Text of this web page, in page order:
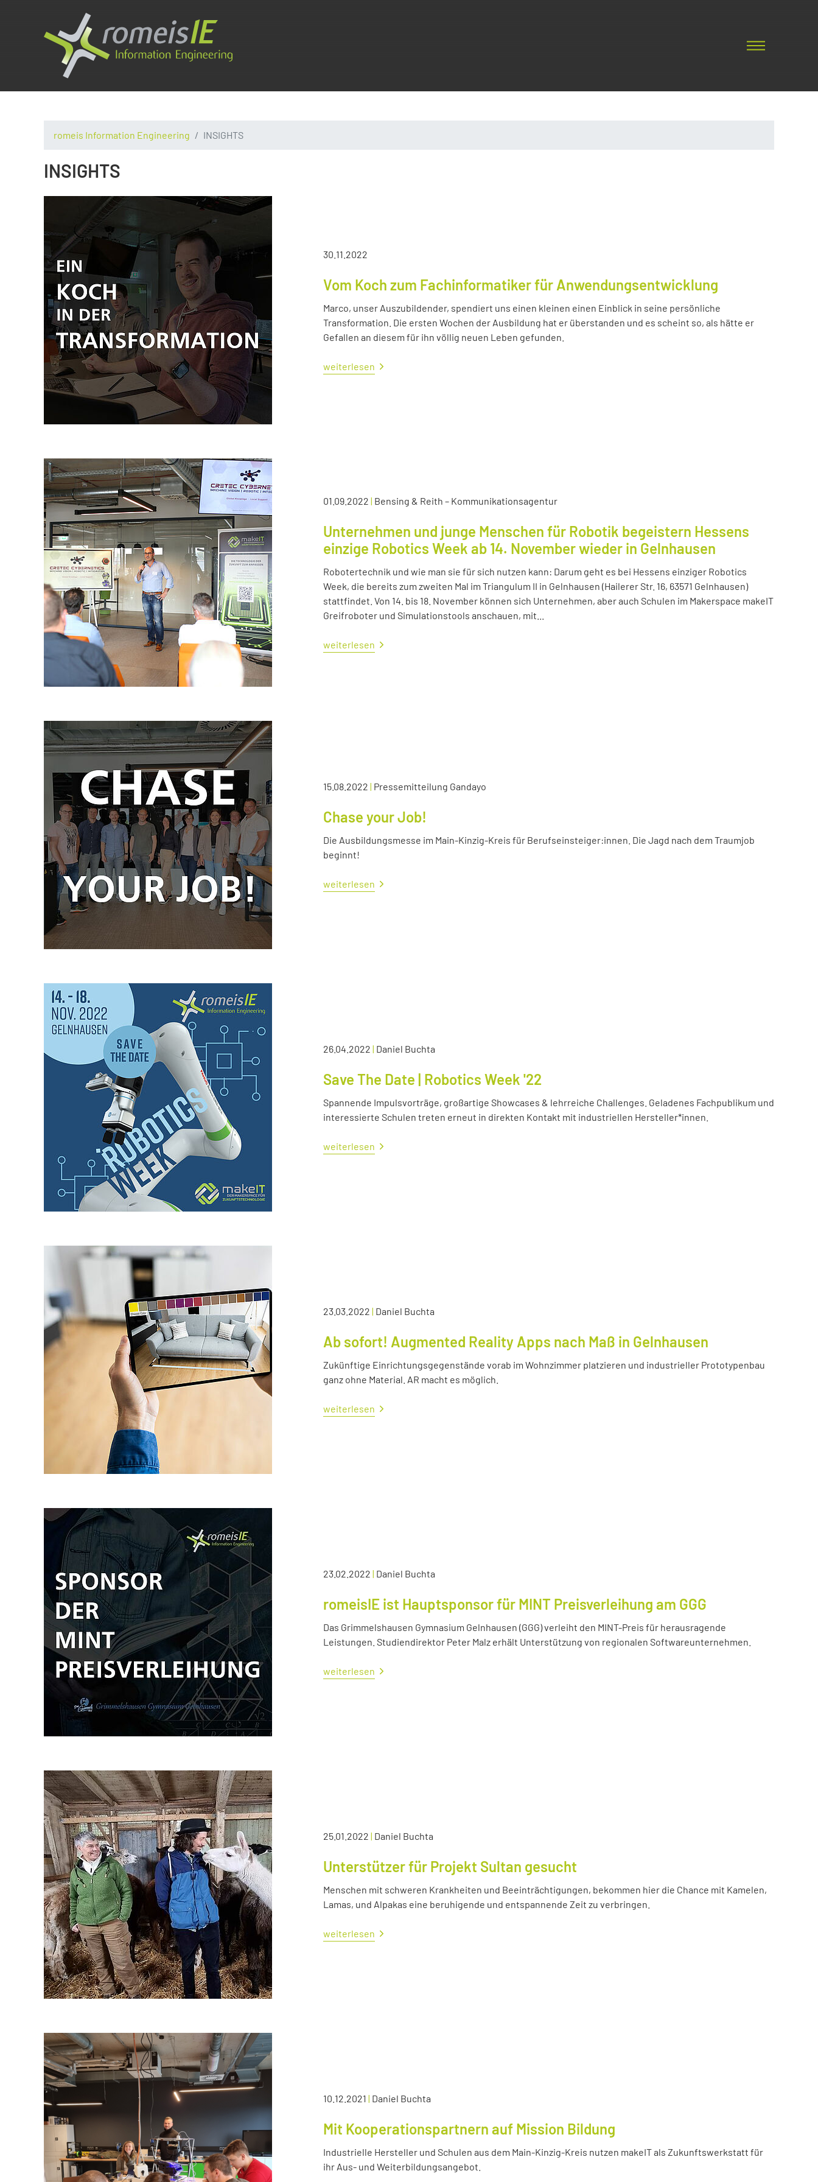
romeis Information Engineering INSIGHTS
INSIGHTS
30.11.2022
Vom Koch zum Fachinformatiker für Anwendungsentwicklung
Marco, unser Auszubildender, spendiert uns einen kleinen einen Einblick in seine persönliche
Transformation. Die ersten Wochen der Ausbildung hat er überstanden und es scheint so, als hätte er
Gefallen an diesem für ihn völlig neuen Leben gefunden.
weiterlesen
01.09.2022 | Bensing & Reith – Kommunikationsagentur
Unternehmen und junge Menschen für Robotik begeistern Hessens
einzige Robotics Week ab 14. November wieder in Gelnhausen
Robotertechnik und wie man sie für sich nutzen kann: Darum geht es bei Hessens einziger Robotics
Week, die bereits zum zweiten Mal im Triangulum II in Gelnhausen (Hailerer Str. 16, 63571 Gelnhausen)
stattfindet. Von 14. bis 18. November können sich Unternehmen, aber auch Schulen im Makerspace makeIT
Greifroboter und Simulationstools anschauen, mit...
weiterlesen
15.08.2022 | Pressemitteilung Gandayo
Chase your Job!
Die Ausbildungsmesse im Main-Kinzig-Kreis für Berufseinsteiger:innen. Die Jagd nach dem Traumjob
beginnt!
weiterlesen
26.04.2022 | Daniel Buchta
Save The Date | Robotics Week '22
Spannende Impulsvorträge, großartige Showcases & lehrreiche Challenges. Geladenes Fachpublikum und
interessierte Schulen treten erneut in direkten Kontakt mit industriellen Hersteller*innen.
weiterlesen
23.03.2022 | Daniel Buchta
Ab sofort! Augmented Reality Apps nach Maß in Gelnhausen
Zukünftige Einrichtungsgegenstände vorab im Wohnzimmer platzieren und industrieller Prototypenbau
ganz ohne Material. AR macht es möglich.
weiterlesen
23.02.2022 | Daniel Buchta
romeisIE ist Hauptsponsor für MINT Preisverleihung am GGG
Das Grimmelshausen Gymnasium Gelnhausen (GGG) verleiht den MINT-Preis für herausragende
Leistungen. Studiendirektor Peter Malz erhält Unterstützung von regionalen Softwareunternehmen.
weiterlesen
25.01.2022 | Daniel Buchta
Unterstützer für Projekt Sultan gesucht
Menschen mit schweren Krankheiten und Beeinträchtigungen, bekommen hier die Chance mit Kamelen,
Lamas, und Alpakas eine beruhigende und entspannende Zeit zu verbringen.
weiterlesen
10.12.2021 | Daniel Buchta
Mit Kooperationspartnern auf Mission Bildung
Industrielle Hersteller und Schulen aus dem Main-Kinzig-Kreis nutzen makeIT als Zukunftswerkstatt für
ihr Aus- und Weiterbildungsangebot.